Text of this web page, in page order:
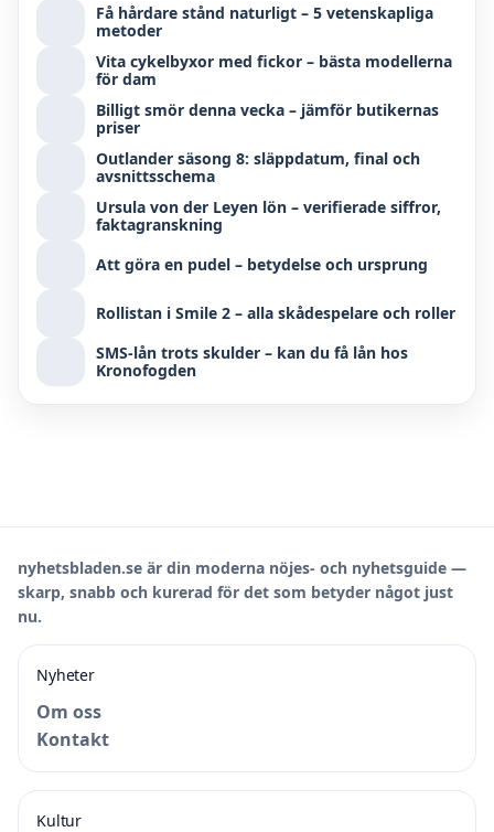
Få hårdare stånd naturligt – 5 vetenskapliga
metoder
Vita cykelbyxor med fickor – bästa modellerna
för dam
Billigt smör denna vecka – jämför butikernas
priser
Outlander säsong 8: släppdatum, final och
avsnittsschema
Ursula von der Leyen lön – verifierade siffror,
faktagranskning
Att göra en pudel – betydelse och ursprung
Rollistan i Smile 2 – alla skådespelare och roller
SMS-lån trots skulder – kan du få lån hos
Kronofogden
nyhetsbladen.se är din moderna nöjes- och nyhetsguide —
skarp, snabb och kurerad för det som betyder något just
nu.
Nyheter
Om oss
Kontakt
Kultur